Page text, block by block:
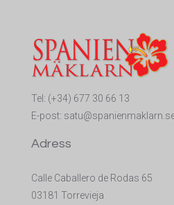
Tel: (+34) 677 30 66 13
E-post:
Adress
Calle Caballero de Rodas 65
03181 Torrevieja